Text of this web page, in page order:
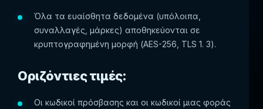
Όλα τα ευαίσθητα δεδομένα (υπόλοιπα,
συναλλαγές, μάρκες) αποθηκεύονται σε
κρυπτογραφημένη μορφή (AES-256, TLS 1. 3).
Οριζόντιες τιμές:
Οι κωδικοί πρόσβασης και οι κωδικοί μιας φοράς